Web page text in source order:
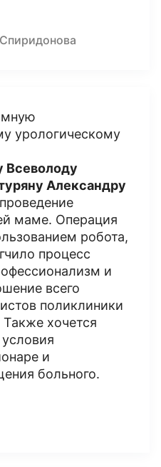
урологическому
Всеволоду
Александру
маме. Операция
робота,
процесс
и
всего
поликлиники
хочется
и
больного.